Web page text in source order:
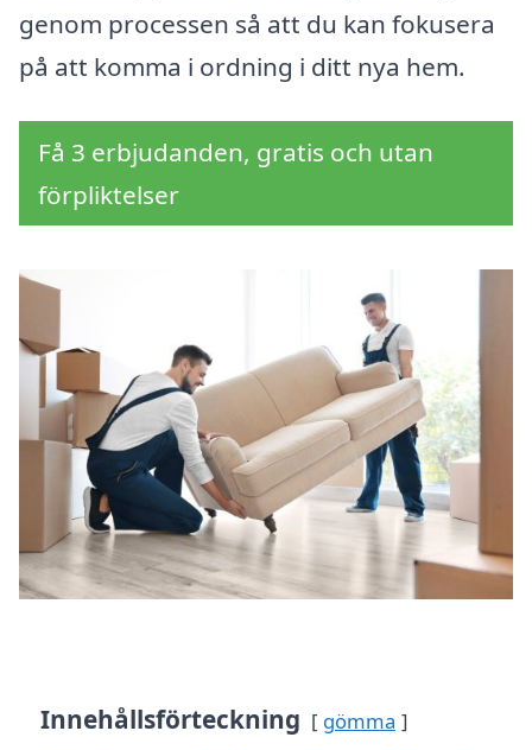
genom processen så att du kan fokusera
på att komma i ordning i ditt nya hem.
Få 3 erbjudanden, gratis och utan
förpliktelser
Innehållsförteckning gömma